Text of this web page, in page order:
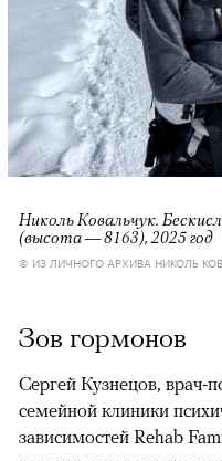
Николь Ковальчук.
(высота — 8163), 2025 год
© ИЗ ЛИЧНОГО АРХИВА НИКОЛЬ
Зов гормонов
Сергей Кузнецов, врач-
семейной клиники
зависимостей Rehab